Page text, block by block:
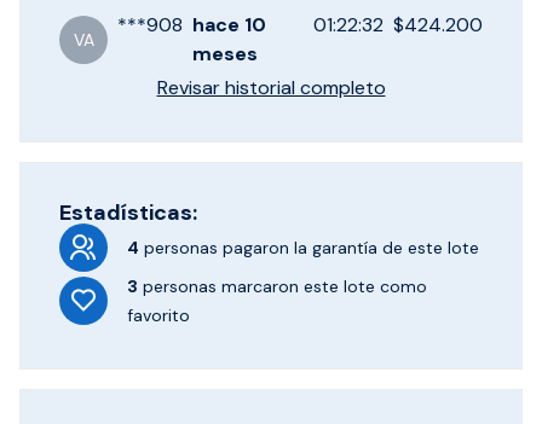
VA
***908 hace 10
meses
01:22:32 $424.200
Revisar historial completo
Estadísticas:
4 personas pagaron la garantía de este lote
3 personas marcaron este lote como
favorito